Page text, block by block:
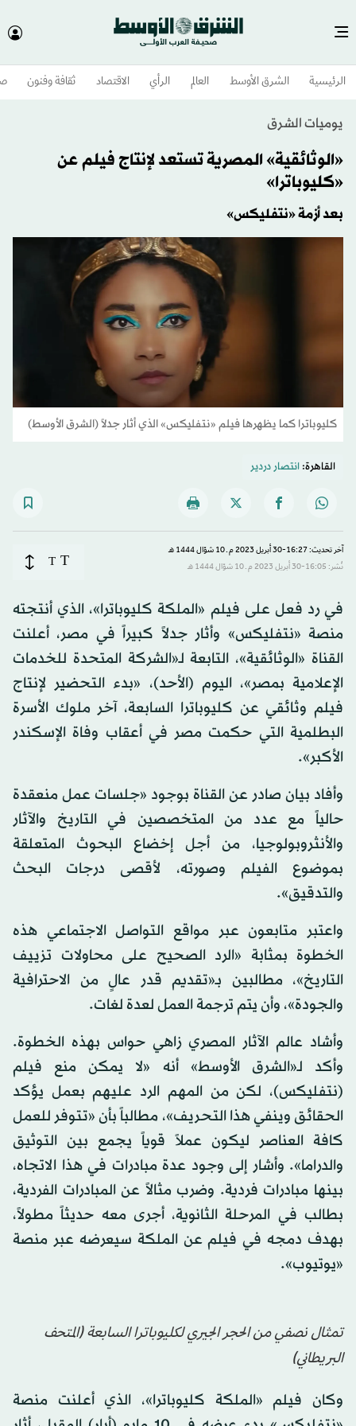
الرئيسية الشرق الأوسط​ العالم الرأي الاقتصاد ثقافة وفنون
يوميات الشرق
«الوثائقية» المصرية تستعد لإنتاج فيلم عن
«كليوباترا»
بعد أزمة «نتفليكس»
كليوباترا كما يظهرها فيلم «نتفليكس» الذي أثار جدلاً (الشرق الأوسط)
القاهرة:انتصار دردير
آخر تحديث: 16:27-30 أبريل 2023 م ـ 10 شوّال 1444 هـ
نُشر: 16:05-30 أبريل 2023 م ـ 10 شوّال 1444 هـ
T
T
في رد فعل على فيلم «الملكة كليوباترا»، الذي أنتجته
منصة «نتفليكس» وأثار جدلاً كبيراً في مصر، أعلنت
القناة «الوثائقية»، التابعة لـ«الشركة المتحدة للخدمات
الإعلامية بمصر»، اليوم (الأحد)، «بدء التحضير لإنتاج
فيلم وثائقي عن كليوباترا السابعة، آخر ملوك الأسرة
البطلمية التي حكمت مصر في أعقاب وفاة الإسكندر
الأكبر».
وأفاد بيان صادر عن القناة بوجود «جلسات عمل منعقدة
حالياً مع عدد من المتخصصين في التاريخ والآثار
والأنثروبولوجيا، من أجل إخضاع البحوث المتعلقة
بموضوع الفيلم وصورته، لأقصى درجات البحث
والتدقيق».
واعتبر متابعون عبر مواقع التواصل الاجتماعي هذه
الخطوة بمثابة «الرد الصحيح على محاولات تزييف
التاريخ»، مطالبين بـ«تقديم قدر عالٍ من الاحترافية
والجودة»، وأن يتم ترجمة العمل لعدة لغات.
وأشاد عالم الآثار المصري زاهي حواس بهذه الخطوة.
وأكد لـ«الشرق الأوسط» أنه «لا يمكن منع فيلم
(نتفليكس)، لكن من المهم الرد عليهم بعمل يؤكد
الحقائق وينفي هذا التحريف»، مطالباً بأن «تتوفر للعمل
كافة العناصر ليكون عملاً قوياً يجمع بين التوثيق
والدراما». وأشار إلى وجود عدة مبادرات في هذا الاتجاه،
بينها مبادرات فردية. وضرب مثالاً عن المبادرات الفردية،
بطالب في المرحلة الثانوية، أجرى معه حديثاً مطولاً،
بهدف دمجه في فيلم عن الملكة سيعرضه عبر منصة
«يوتيوب».
تمثال نصفي من الحجر الجيري لكليوباترا السابعة (المتحف
البريطاني)
وكان فيلم «الملكة كليوباترا»، الذي أعلنت منصة